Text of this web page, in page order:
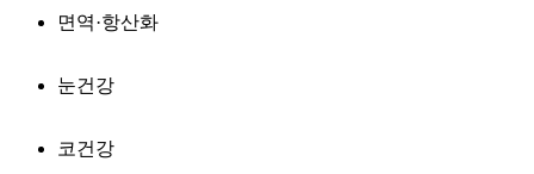
면역·항산화
눈건강
코건강